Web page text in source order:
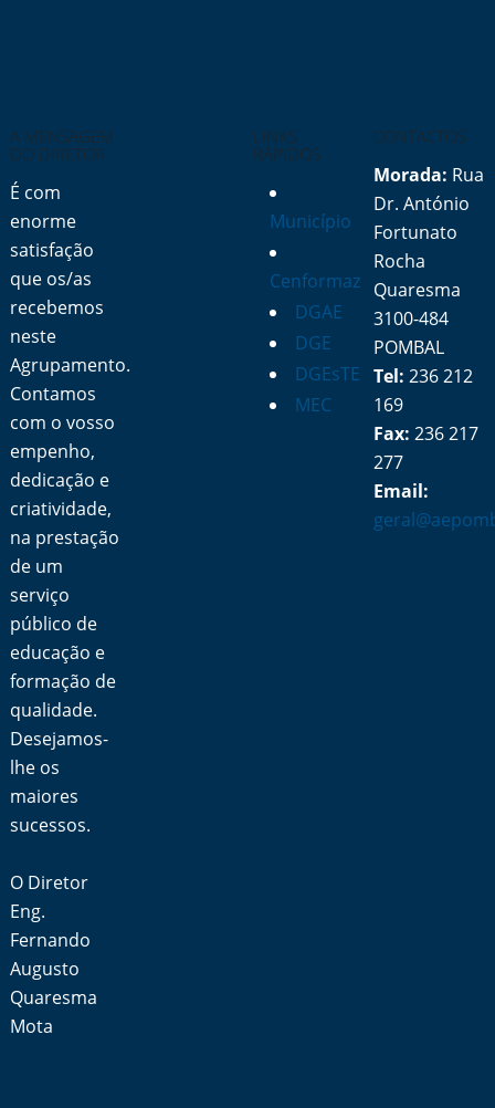
A MENSAGEM
DO DIRETOR
É com
enorme
satisfação
que os/as
recebemos
neste
Agrupamento.
Contamos
com o vosso
empenho,
dedicação e
criatividade,
na prestação
de um
serviço
público de
educação e
formação de
qualidade.
Desejamos-
lhe os
maiores
sucessos.
O Diretor
Eng.
Fernando
Augusto
Quaresma
Mota
LINKS
RÁPIDOS
Município
Cenformaz
DGAE
DGE
DGEsTE
MEC
CONTACTOS
Morada: Rua
Dr. António
Fortunato
Rocha
Quaresma
3100-484
POMBAL
Tel: 236 212
169
Fax: 236 217
277
Email: